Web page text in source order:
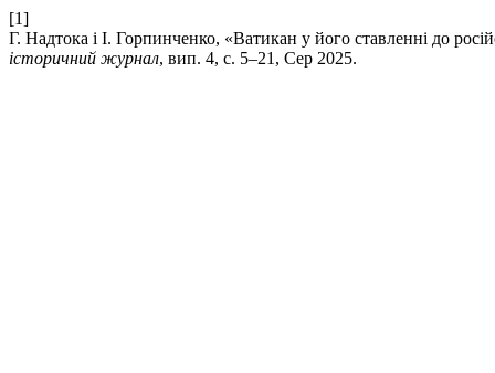
[1]
Г. Надтока і І. Горпинченко, «Ватикан у його ставленні до
історичний журнал, вип. 4, с. 5–21, Сер 2025.